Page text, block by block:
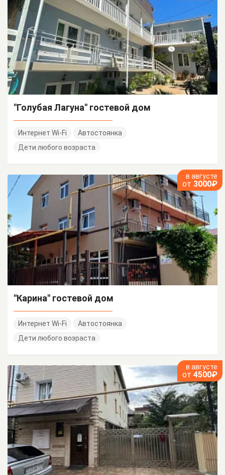
"Голубая Лагуна" гостевой дом
Интернет Wi-Fi
Автостоянка
Дети любого возраста
в августе
от 3000₽
"Карина" гостевой дом
Интернет Wi-Fi
Автостоянка
Дети любого возраста
в августе
от 4500₽